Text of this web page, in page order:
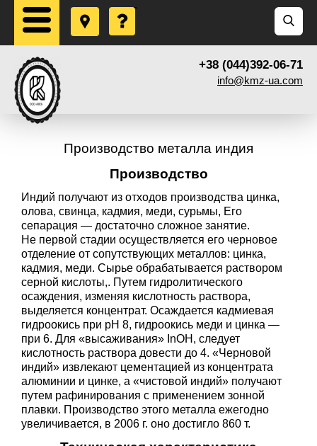
+38 (044)392-06-71
info@kmz-ua.com
Производство металла индия
Производство
Индий получают из отходов производства цинка,
олова, свинца, кадмия, меди, сурьмы, Его
сепарация — достаточно сложное занятие.
Не первой стадии осуществляется его черновое
отделение от сопутствующих металлов: цинка,
кадмия, меди. Сырье обрабатывается раствором
серной кислоты,. Путем гидролитического
осаждения, изменяя кислотность раствора,
выделяется концентрат. Осаждается кадмиевая
гидроокись при pH 8, гидроокись меди и цинка —
при 6. Для «высаживания» InOH, следует
кислотность раствора довести до 4. «Черновой
индий» извлекают цементацией из концентрата
алюминии и цинке, а «чистовой индий» получают
путем рафинирования с применением зонной
плавки. Производство этого металла ежегодно
увеличивается, в 2006 г. оно достигло 860 т.